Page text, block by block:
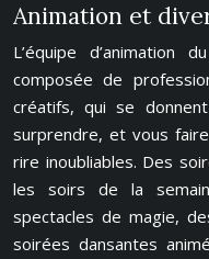
Animation et
L’équipe d’animation
composée de
créatifs, qui se
surprendre, et vous
rire inoubliables. Des
les soirs de la
spectacles de magie,
soirées dansantes